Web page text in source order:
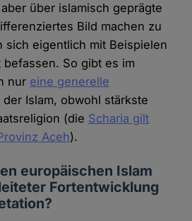
über islamisch geprägte
Bild machen zu
sich eigentlich mit Beispielen
So gibt es im
nur eine generelle
der Islam, obwohl stärkste
(die Scharia gilt
Aceh).
europäischen Islam
Fortentwicklung